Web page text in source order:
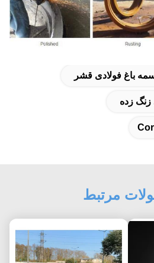
باغ فولادی قشر
زده
مرتبط